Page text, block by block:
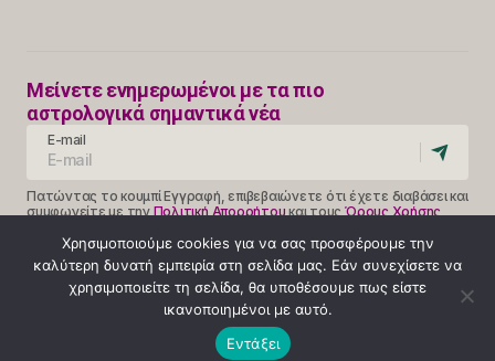
Μείνετε ενημερωμένοι με τα πιο
αστρολογικά σημαντικά νέα
E-mail
Πατώντας το κουμπί Εγγραφή, επιβεβαιώνετε ότι έχετε διαβάσει και
συμφωνείτε με τηνΠολιτική Απορρήτουκαι τουςΌρους Χρήσης
ΠΟΛΙΤΙΚΗ ΑΠΟΡΡΗΤΟΥABOUT
Κλήση 14990
Χρησιμοποιούμε cookies για να σας προσφέρουμε την
καλύτερη δυνατή εμπειρία στη σελίδα μας. Εάν συνεχίσετε να
χρησιμοποιείτε τη σελίδα, θα υποθέσουμε πως είστε
ικανοποιημένοι με αυτό.
Εντάξει